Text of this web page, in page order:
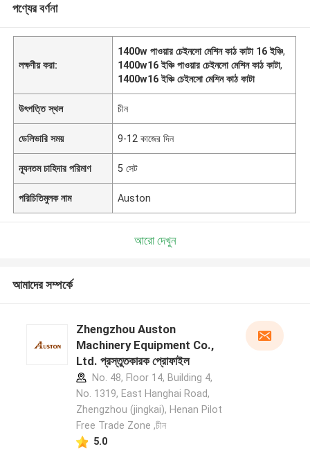
পণ্যের বর্ণনা
লক্ষণীয় করা:
1400w পাওয়ার চেইনসো মেশিন কাঠ কাটা 16 ইঞ্চি,
1400w16 ইঞ্চি পাওয়ার চেইনসো মেশিন কাঠ কাটা,
1400w16 ইঞ্চি চেইনসো মেশিন কাঠ কাটা
উৎপত্তি স্থল চীন
ডেলিভারি সময় 9-12 কাজের দিন
ন্যূনতম চাহিদার পরিমাণ 5 সেট
পরিচিতিমুলক নাম Auston
আরো দেখুন
আমাদের সম্পর্কে
Zhengzhou Auston
Machinery Equipment Co.,
Ltd. প্রস্তুতকারক প্রোফাইল
No. 48, Floor 14, Building 4,
No. 1319, East Hanghai Road,
Zhengzhou (jingkai), Henan Pilot
Free Trade Zone ,চীন
5.0